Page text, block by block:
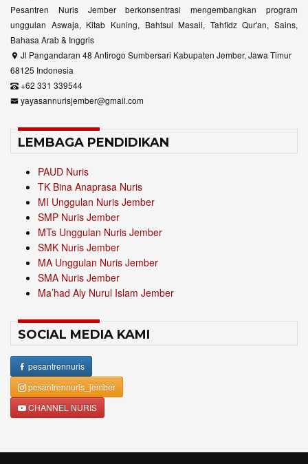
Pesantren Nuris Jember berkonsentrasi mengembangkan program
unggulan Aswaja, Kitab Kuning, Bahtsul Masail, Tahfidz Qur'an, Sains,
Bahasa Arab & Inggris
Jl Pangandaran 48 Antirogo Sumbersari Kabupaten Jember, Jawa Timur
68125 Indonesia
+62 331 339544
yayasannurisjember@gmail.com
LEMBAGA PENDIDIKAN
PAUD Nuris
TK Bina Anaprasa Nuris
MI Unggulan Nuris Jember
SMP Nuris Jember
MTs Unggulan Nuris Jember
SMK Nuris Jember
MA Unggulan Nuris Jember
SMA Nuris Jember
Ma’had Aly Nurul Islam Jember
SOCIAL MEDIA KAMI
pesantrennuris
pesantrennuris_jember
CHANNEL NURIS